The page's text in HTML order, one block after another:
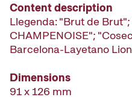
Content description
Llegenda: "Brut de
CHAMPENOISE";
Barcelona-Layetano
Dimensions
91 x 126 mm